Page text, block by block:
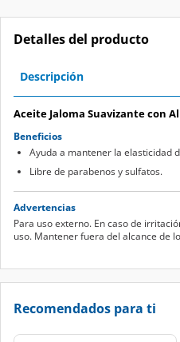
Detalles del producto
Descripción
Aceite Jaloma Suavizante con
Beneficios
Ayuda a mantener la elasticidad
Libre de parabenos y sulfatos.
Advertencias
Para uso externo. En caso de
uso. Mantener fuera del alcance de
Recomendados para ti